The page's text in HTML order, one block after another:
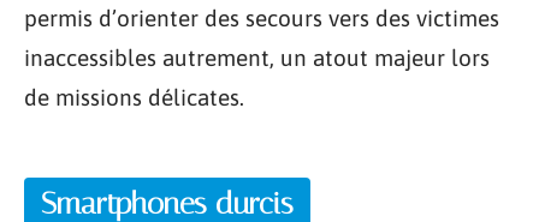
permis d’orienter des secours vers des victimes
inaccessibles autrement, un atout majeur lors
de missions délicates.
Smartphones durcis